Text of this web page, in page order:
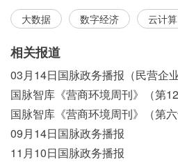
大数据 数字经济 云计算
相关报道
09月14日国脉政务播报
11月10日国脉政务播报